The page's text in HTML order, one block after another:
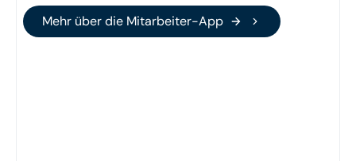
Mehr über die Mitarbeiter-App
Mehr über die Mitarbeiter-App